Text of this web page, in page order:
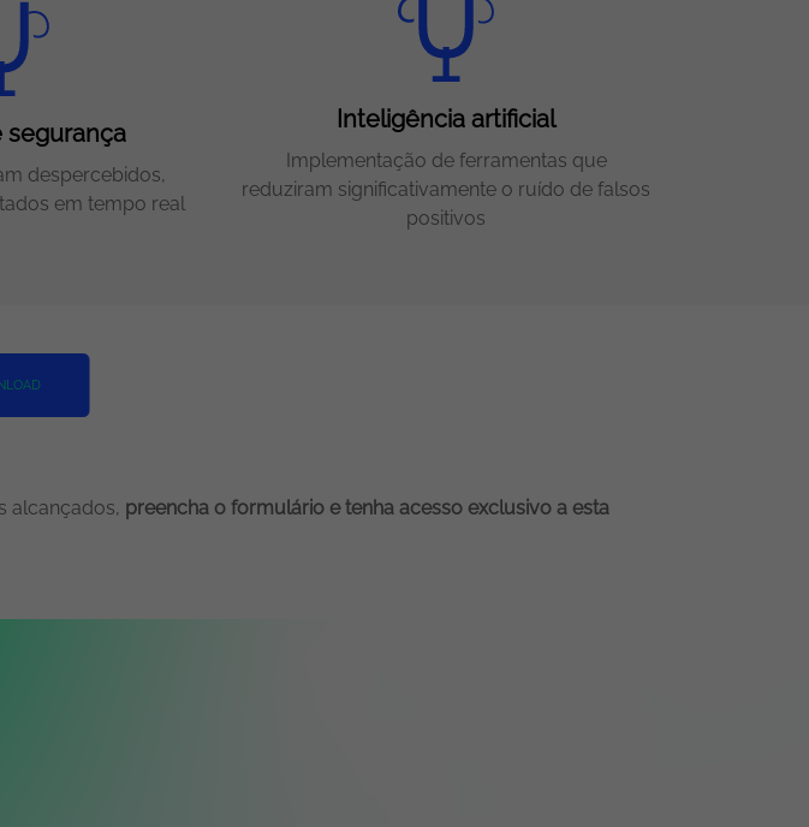
segurança
despercebidos,
em tempo real
Inteligência artificial
Implementação de ferramentas que
reduziram significativamente o ruído de falsos
positivos
alcançados, preencha o formulário e tenha acesso exclusivo a esta